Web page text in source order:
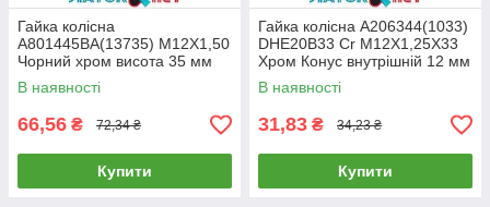
Гайка колісна
A801445BA(13735) M12X1,50
Чорний хром висота 35 мм
Конус з виступом закритий
ключ 19 мм
В наявності
66,56 ₴ 72,34 ₴
Купити
Гайка колісна A206344(1033)
DHE20B33 Cr M12X1,25X33
Хром Конус внутрішній 12 мм
шестигранник діаметр 20 мм
В наявності
31,83 ₴ 34,23 ₴
Купити